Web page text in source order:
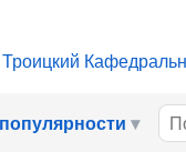
Троицкий